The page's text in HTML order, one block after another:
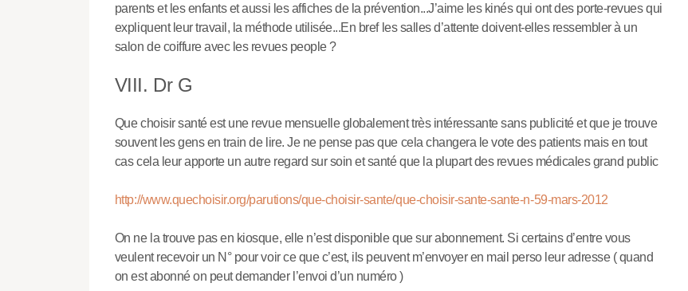
parents et les enfants et aussi les affiches de la prévention...J’aime les kinés qui ont des porte-revues qui
expliquent leur travail, la méthode utilisée...En bref les salles d’attente doivent-elles ressembler à un
salon de coiffure avec les revues people ?
VIII. Dr G
Que choisir santé est une revue mensuelle globalement très intéressante sans publicité et que je trouve
souvent les gens en train de lire. Je ne pense pas que cela changera le vote des patients mais en tout
cas cela leur apporte un autre regard sur soin et santé que la plupart des revues médicales grand public
http://www.quechoisir.org/parutions/que-choisir-sante/que-choisir-sante-sante-n-59-mars-2012
On ne la trouve pas en kiosque, elle n’est disponible que sur abonnement. Si certains d’entre vous
veulent recevoir un N° pour voir ce que c’est, ils peuvent m’envoyer en mail perso leur adresse ( quand
on est abonné on peut demander l’envoi d’un numéro )